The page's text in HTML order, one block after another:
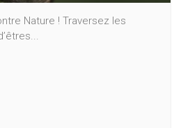
Nature ! Traversez les